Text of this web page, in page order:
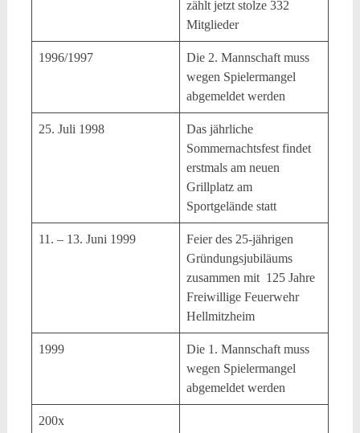
zählt jetzt stolze 332
Mitglieder
1996/1997
Die 2. Mannschaft muss
wegen Spielermangel
abgemeldet werden
25. Juli 1998
Das jährliche
Sommernachtsfest findet
erstmals am neuen
Grillplatz am
Sportgelände statt
11. – 13. Juni 1999
Feier des 25-jährigen
Gründungsjubiläums
zusammen mit 125 Jahre
Freiwillige Feuerwehr
Hellmitzheim
1999
Die 1. Mannschaft muss
wegen Spielermangel
abgemeldet werden
200x